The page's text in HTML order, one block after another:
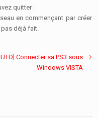
quitter :
en commençant par créer
déjà fait.
Connecter sa PS3 sous
Windows VISTA